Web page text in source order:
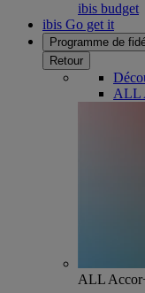
ibis budget
ibis Go get it
Programme de
Retour
ALL
ALL